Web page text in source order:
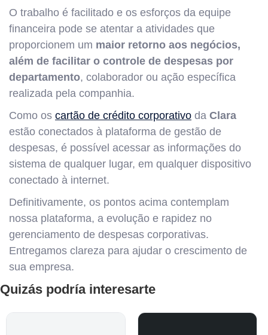
O trabalho é facilitado e os esforços da equipe
financeira pode se atentar a atividades que
proporcionem um maior retorno aos negócios,
além de facilitar o controle de despesas por
departamento, colaborador ou ação específica
realizada pela companhia.
Como os cartão de crédito corporativo da Clara
estão conectados à plataforma de gestão de
despesas, é possível acessar as informações do
sistema de qualquer lugar, em qualquer dispositivo
conectado à internet.
Definitivamente, os pontos acima contemplam
nossa plataforma, a evolução e rapidez no
gerenciamento de despesas corporativas.
Entregamos clareza para ajudar o crescimento de
sua empresa.
Quizás podría interesarte